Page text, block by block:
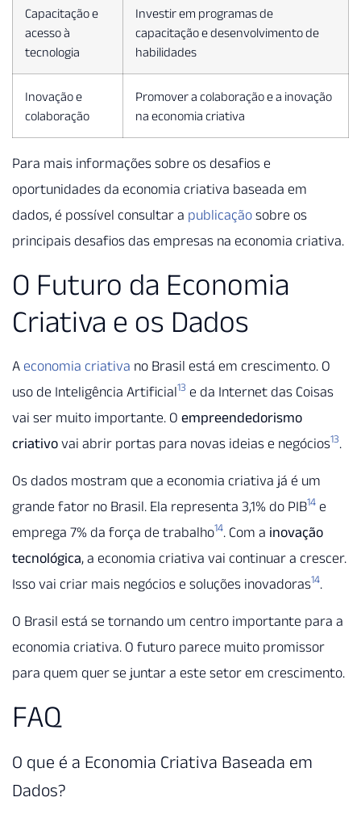
Capacitação e
acesso à
tecnologia
Investir em programas de
capacitação e desenvolvimento de
habilidades
Inovação e
colaboração
Promover a colaboração e a inovação
na economia criativa
Para mais informações sobre os desafios e
oportunidades da economia criativa baseada em
dados, é possível consultar a publicação sobre os
principais desafios das empresas na economia criativa.
O Futuro da Economia
Criativa e os Dados
A economia criativa no Brasil está em crescimento. O
uso de Inteligência Artificial13 e da Internet das Coisas
vai ser muito importante. O empreendedorismo
criativo vai abrir portas para novas ideias e negócios13.
Os dados mostram que a economia criativa já é um
grande fator no Brasil. Ela representa 3,1% do PIB14 e
emprega 7% da força de trabalho14. Com a inovação
tecnológica, a economia criativa vai continuar a crescer.
Isso vai criar mais negócios e soluções inovadoras14.
O Brasil está se tornando um centro importante para a
economia criativa. O futuro parece muito promissor
para quem quer se juntar a este setor em crescimento.
FAQ
O que é a Economia Criativa Baseada em
Dados?